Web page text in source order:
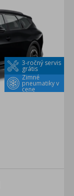
Zimné
pneumatiky v
cene
3-ročný servis
grátis